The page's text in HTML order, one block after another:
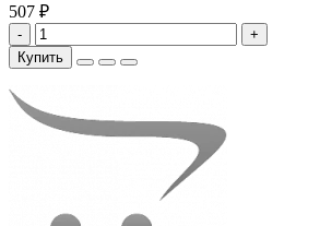
507 ₽
-
+
Купить